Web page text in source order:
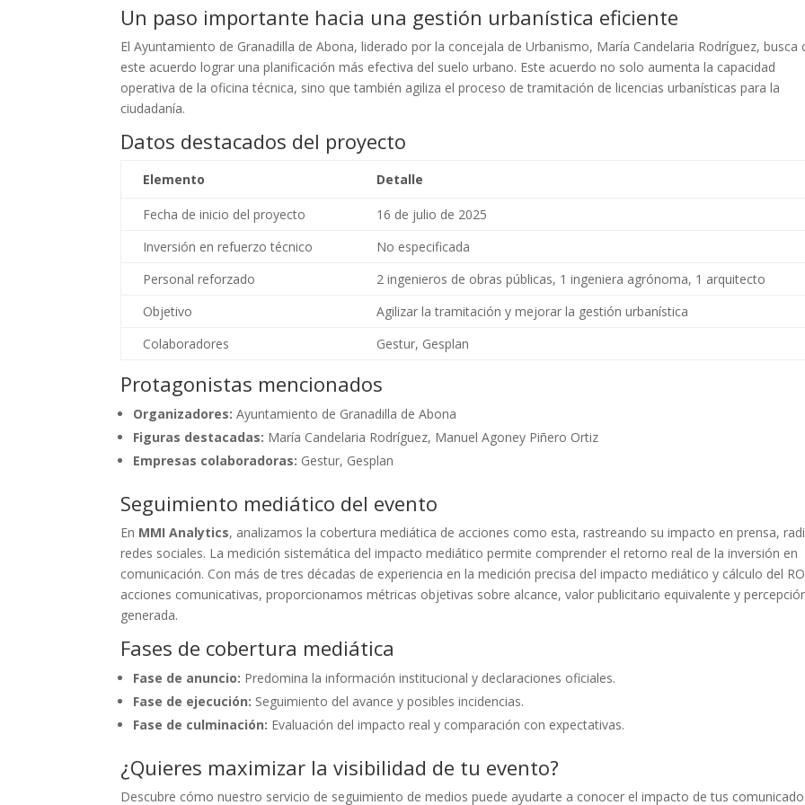
Un paso importante hacia una gestión urbanística eficiente
El Ayuntamiento de Granadilla de Abona, liderado por la concejala de Urbanismo, María Candelaria Rodríguez, busca
este acuerdo lograr una planificación más efectiva del suelo urbano. Este acuerdo no solo aumenta la capacidad
operativa de la oficina técnica, sino que también agiliza el proceso de tramitación de licencias urbanísticas para la
ciudadanía.
Datos destacados del proyecto
Elemento Detalle
Fecha de inicio del proyecto
16 de julio de 2025
Inversión en refuerzo técnico
No especificada
Personal reforzado
2 ingenieros de obras públicas, 1 ingeniera agrónoma, 1 arquitecto
Objetivo
Agilizar la tramitación y mejorar la gestión urbanística
Colaboradores
Gestur, Gesplan
Protagonistas mencionados
Organizadores: Ayuntamiento de Granadilla de Abona
Figuras destacadas: María Candelaria Rodríguez, Manuel Agoney Piñero Ortiz
Empresas colaboradoras: Gestur, Gesplan
Seguimiento mediático del evento
En MMI Analytics, analizamos la cobertura mediática de acciones como esta, rastreando su impacto en prensa,
redes sociales. La medición sistemática del impacto mediático permite comprender el retorno real de la inversión en
comunicación. Con más de tres décadas de experiencia en la medición precisa del impacto mediático y cálculo del
acciones comunicativas, proporcionamos métricas objetivas sobre alcance, valor publicitario equivalente y
generada.
Fases de cobertura mediática
Fase de anuncio: Predomina la información institucional y declaraciones oficiales.
Fase de ejecución: Seguimiento del avance y posibles incidencias.
Fase de culminación: Evaluación del impacto real y comparación con expectativas.
¿Quieres maximizar la visibilidad de tu evento?
Descubre cómo nuestro servicio de seguimiento de medios puede ayudarte a conocer el impacto de tus